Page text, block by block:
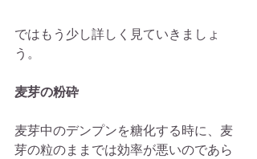
ではもう少し詳しく見ていきましょ
う。
麦芽の粉砕
麦芽中のデンプンを糖化する時に、麦
芽の粒のままでは効率が悪いのであら